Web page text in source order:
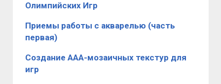
Олимпийских Игр
Приемы работы с акварелью (часть
первая)
Создание ААА-мозаичных текстур для
игр